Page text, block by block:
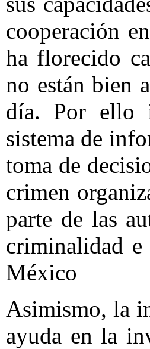
cooperación
ha florecido
no están bien
día. Por ello
sistema de
toma de
crimen
parte de las
criminalidad e
México
Asimismo, la
ayuda en la